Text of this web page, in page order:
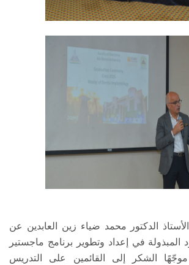
الدكتور محمد ضياء زين العابدين عن
المبذولة في إعداد وتطوير برنامج ماجستير
الشكر إلى القائمين على التدريس